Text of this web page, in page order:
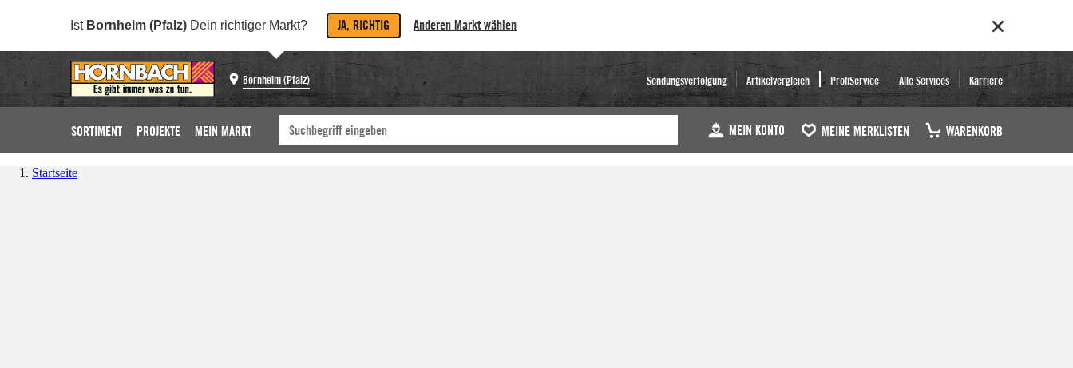
Ist Bornheim (Pfalz) Dein richtiger Markt? JA, RICHTIG Anderen Markt wählen
Bornheim (Pfalz) Sendungsverfolgung Artikelvergleich ProfiService Alle Services Karriere
SORTIMENT PROJEKTE MEIN MARKT MEIN KONTO MEINE MERKLISTEN WARENKORB
Startseite